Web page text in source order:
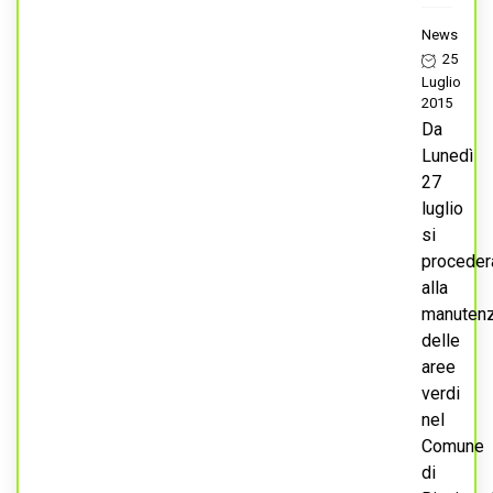
News
25
Luglio
2015
Da
Lunedì
27
luglio
si
alla
delle
aree
verdi
nel
Comune
di